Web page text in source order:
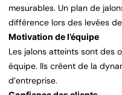
mesurables. Un plan de
différence lors des levées
Motivation de l’équipe
Les jalons atteints sont des
équipe. Ils créent de la
d’entreprise.